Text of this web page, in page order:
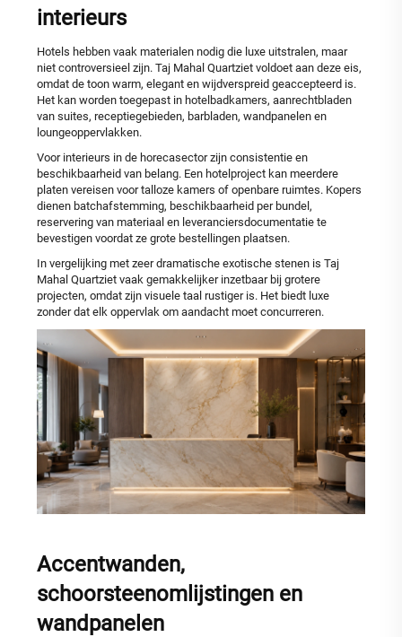
interieurs
Hotels hebben vaak materialen nodig die luxe uitstralen, maar
niet controversieel zijn. Taj Mahal Quartziet voldoet aan deze eis,
omdat de toon warm, elegant en wijdverspreid geaccepteerd is.
Het kan worden toegepast in hotelbadkamers, aanrechtbladen
van suites, receptiegebieden, barbladen, wandpanelen en
loungeoppervlakken.
Voor interieurs in de horecasector zijn consistentie en
beschikbaarheid van belang. Een hotelproject kan meerdere
platen vereisen voor talloze kamers of openbare ruimtes. Kopers
dienen batchafstemming, beschikbaarheid per bundel,
reservering van materiaal en leveranciersdocumentatie te
bevestigen voordat ze grote bestellingen plaatsen.
In vergelijking met zeer dramatische exotische stenen is Taj
Mahal Quartziet vaak gemakkelijker inzetbaar bij grotere
projecten, omdat zijn visuele taal rustiger is. Het biedt luxe
zonder dat elk oppervlak om aandacht moet concurreren.
Accentwanden,
schoorsteenomlijstingen en
wandpanelen